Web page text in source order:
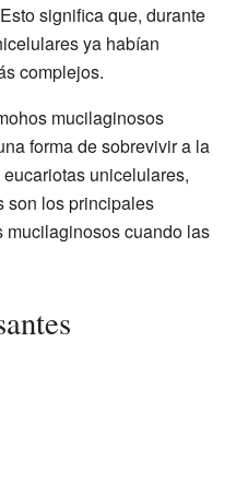
significa que, durante
ya habían
complejos.
mucilaginosos
forma de sobrevivir a la
unicelulares,
son los principales
mucilaginosos cuando las